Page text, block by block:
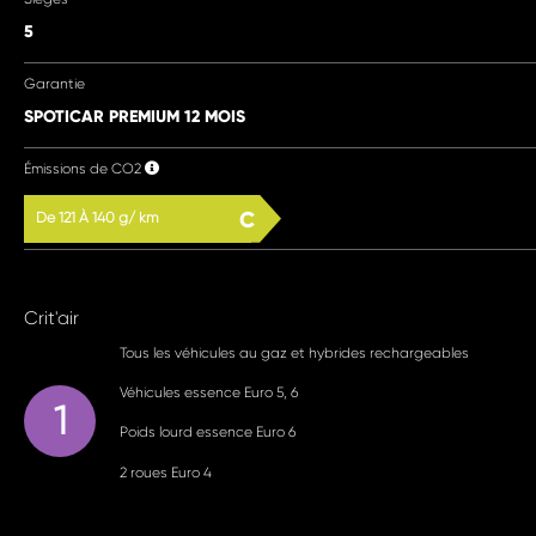
5
Garantie
SPOTICAR PREMIUM 12 MOIS
Émissions de CO2
De 121 À 140 g/ km C
Crit'air
1
Tous les véhicules au gaz et hybrides rechargeables
Véhicules essence Euro 5, 6
Poids lourd essence Euro 6
2 roues Euro 4